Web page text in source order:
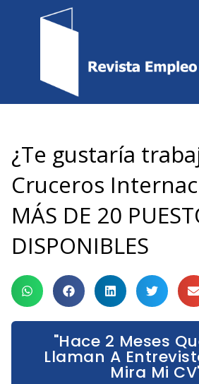
¿Te gustaría
Cruceros
MÁS DE 20
DISPONIBLES
"Hace 2 Meses
Llaman A
Mira Mi